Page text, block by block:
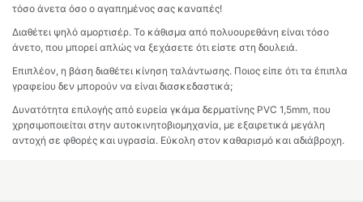
τόσο άνετα όσο ο αγαπημένος σας καναπές!
Διαθέτει ψηλό αμορτισέρ. Το κάθισμα από πολυουρεθάνη είναι τόσο
άνετο, που μπορεί απλώς να ξεχάσετε ότι είστε στη δουλειά.
Επιπλέον, η βάση διαθέτει κίνηση ταλάντωσης. Ποιος είπε ότι τα έπιπλα
γραφείου δεν μπορούν να είναι διασκεδαστικά;
Δυνατότητα επιλογής από ευρεία γκάμα δερματίνης PVC 1,5mm, που
χρησιμοποιείται στην αυτοκινητοβιομηχανία, με εξαιρετικά μεγάλη
αντοχή σε φθορές και υγρασία. Εύκολη στον καθαρισμό και αδιάβροχη.